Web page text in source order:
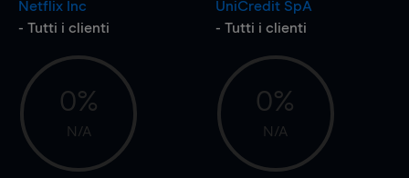
Netflix Inc
- Tutti i clienti
0%
N/A
UniCredit SpA
- Tutti i clienti
0%
N/A